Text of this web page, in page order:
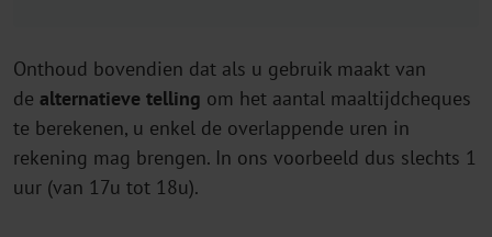
Onthoud bovendien dat als u gebruik maakt van
de alternatieve telling om het aantal maaltijdcheques
te berekenen, u enkel de overlappende uren in
rekening mag brengen. In ons voorbeeld dus slechts 1
uur (van 17u tot 18u).